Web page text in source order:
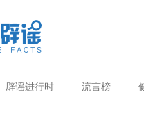
辟谣进行时 流言榜